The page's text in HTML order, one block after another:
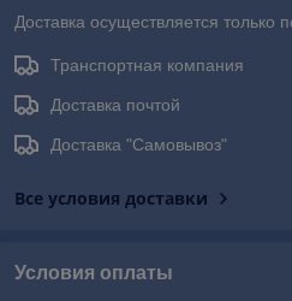
Доставка осуществляется только
Транспортная компания
Доставка почтой
Доставка "Самовывоз"
Все условия доставки
Условия оплаты